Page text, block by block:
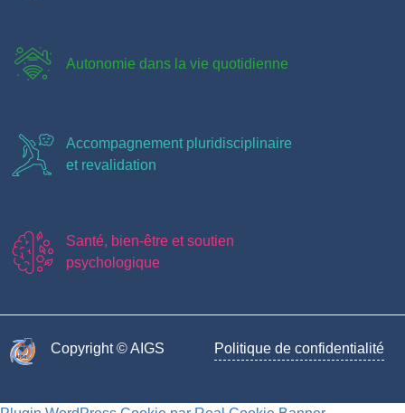
Autonomie dans la vie quotidienne
Accompagnement pluridisciplinaire
et revalidation
Santé, bien-être et soutien
psychologique
Copyright © AIGS​ Politique de confidentialité